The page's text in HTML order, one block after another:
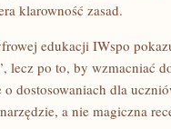
klarowność zasad.
edukacji IWspo
lecz po to, by wzmacniać
o dostosowaniach dla
a nie magiczna